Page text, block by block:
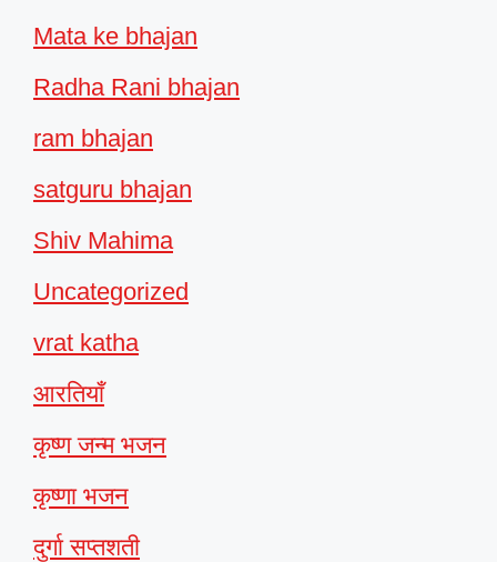
Mata ke bhajan
Radha Rani bhajan
ram bhajan
satguru bhajan
Shiv Mahima
Uncategorized
vrat katha
आरतियाँ
कृष्ण जन्म भजन
कृष्णा भजन
दुर्गा सप्तशती